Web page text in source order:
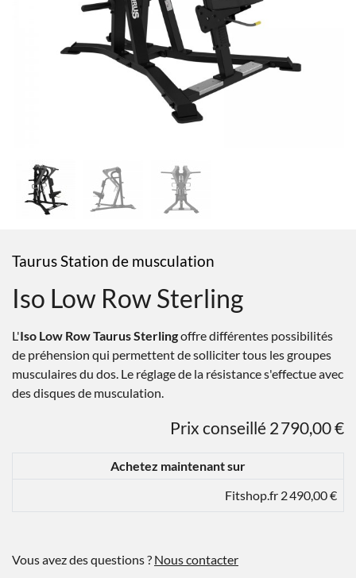
Taurus Station de musculation
Iso Low Row Sterling
L'Iso Low Row Taurus Sterlingoffre différentes possibilités
de préhension qui permettent de solliciter tous les groupes
musculaires du dos. Le réglage de la résistance s'effectue avec
des disques de musculation.
Prix conseillé 2 790,00 €
Achetez maintenant sur
Fitshop.fr 2 490,00 €
Vous avez des questions ? Nous contacter